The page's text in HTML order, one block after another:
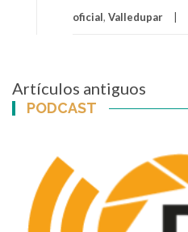
oficial, Valledupar
Navegación
de
entradas
Artículos antiguos
PODCAST